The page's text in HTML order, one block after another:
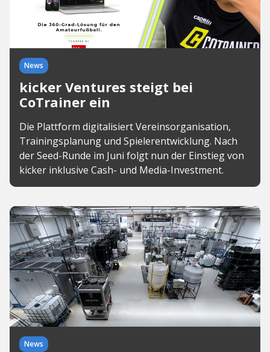
News
kicker Ventures steigt bei
CoTrainer ein
Die Plattform digitalisiert Vereinsorganisation,
Trainingsplanung und Spielerentwicklung. Nach
der Seed-Runde im Juni folgt nun der Einstieg von
kicker inklusive Cash- und Media-Investment.
News